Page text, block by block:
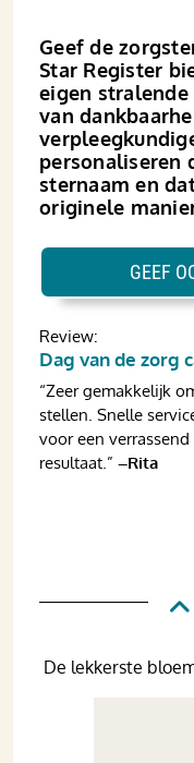
Geef de
Star Register
eigen
van
personaliseren
sternaam en
originele
Review:
Dag van de zorg
“Zeer gemakkelijk
stellen. Snelle
voor een
resultaat.” –Rita
GEEF
De lekkerste